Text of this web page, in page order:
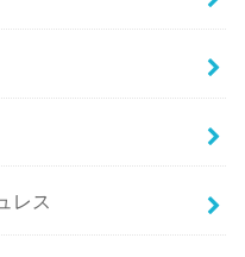
レス